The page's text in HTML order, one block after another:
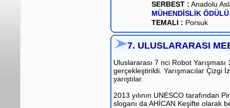
SERBEST : Anadolu
MÜHENDİSLİK ÖDÜLÜ
TEMALI : Porsuk
7. ULUSLARARASI
Uluslararası 7 nci Robot
gerçekleştirildi. Yarışmacılar Çizgi
yarıştılar.
2013 yılının UNESCO tarafından
sloganı da AHİCAN Keşifte olarak